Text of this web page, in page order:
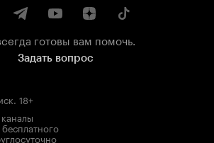
готовы вам помочь.
Задать вопрос
. 18+